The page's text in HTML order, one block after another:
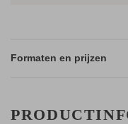
Formaten en prijzen